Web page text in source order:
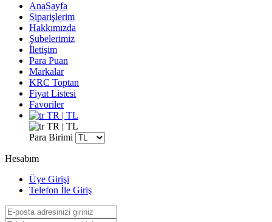
AnaSayfa
Siparişlerim
Hakkımızda
Şubelerimiz
İletişim
Para Puan
Markalar
KRC Toptan
Fiyat Listesi
Favoriler
TR | TL
TR | TL
Para Birimi
Hesabım
Üye Girişi
Telefon İle Giriş